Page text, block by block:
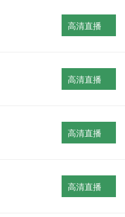
高清直播
高清直播
高清直播
高清直播